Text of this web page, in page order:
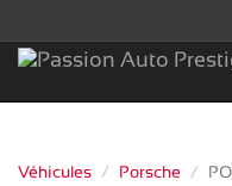
Véhicules Porsche